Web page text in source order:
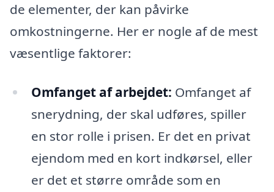
de elementer, der kan påvirke
omkostningerne. Her er nogle af de mest
væsentlige faktorer:
Omfanget af arbejdet: Omfanget af
snerydning, der skal udføres, spiller
en stor rolle i prisen. Er det en privat
ejendom med en kort indkørsel, eller
er det et større område som en